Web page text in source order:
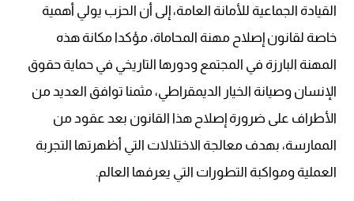
القيادة الجماعية للأمانة العامة، إلى أن الحزب يولي أهمية
خاصة لقانون إصلاح مهنة المحاماة، مؤكدا مكانة هذه
المهنة البارزة في المجتمع ودورها التاريخي في حماية حقوق
الإنسان وصيانة الخيار الديمقراطي، مثمنا توافق العديد من
الأطراف على ضرورة إصلاح هذا القانون بعد عقود من
الممارسة، بهدف معالجة الاختلالات التي أظهرتها التجربة
العملية ومواكبة التطورات التي يعرفها العالم.